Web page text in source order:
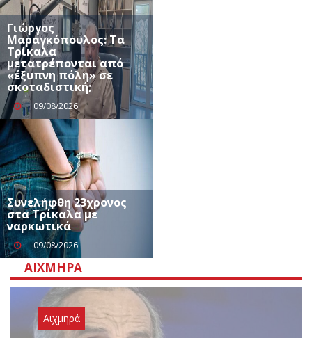
Γιώργος
Μαραγκόπουλος: Τα
Τρίκαλα
μετατρέπονται από
«έξυπνη πόλη» σε
σκοταδιστική;
09/08/2026
Συνελήφθη 23χρονος
στα Τρίκαλα με
ναρκωτικά
09/08/2026
ΑΙΧΜΗΡΆ
Αιχμηρά